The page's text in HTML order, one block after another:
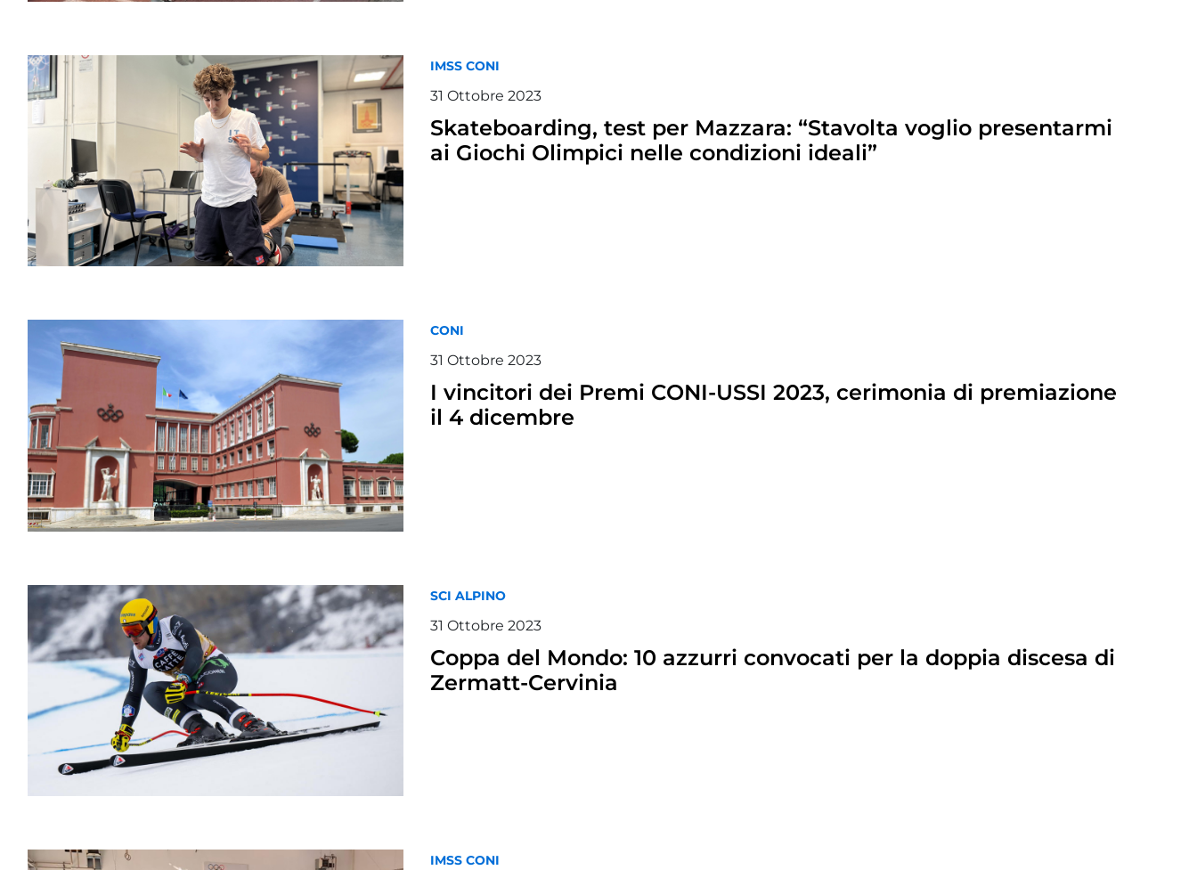
IMSS CONI
31 Ottobre 2023
Skateboarding, test per Mazzara: “Stavolta voglio presentarmi
ai Giochi Olimpici nelle condizioni ideali”
CONI
31 Ottobre 2023
I vincitori dei Premi CONI-USSI 2023, cerimonia di premiazione
il 4 dicembre
SCI ALPINO
31 Ottobre 2023
Coppa del Mondo: 10 azzurri convocati per la doppia discesa di
Zermatt-Cervinia
IMSS CONI